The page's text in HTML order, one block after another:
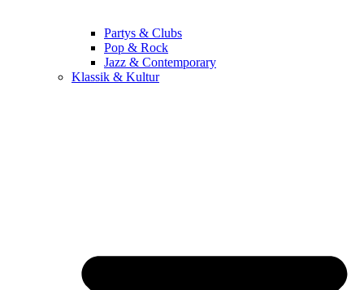
Partys & Clubs
Pop & Rock
Jazz & Contemporary
Klassik & Kultur